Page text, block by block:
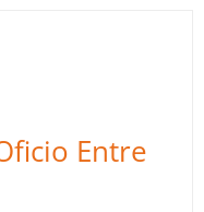
Entre